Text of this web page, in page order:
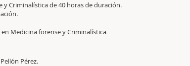
y Criminalística de 40 horas de duración.
Medicina forense y Criminalística
Pérez.